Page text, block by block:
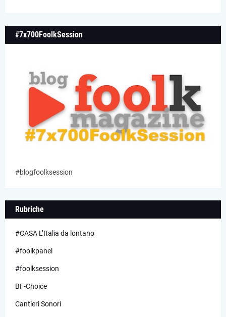
#7x700FoolkSession
#blogfoolksession
Rubriche
#CASA L’Italia da lontano
#foolkpanel
#foolksession
BF-Choice
Cantieri Sonori